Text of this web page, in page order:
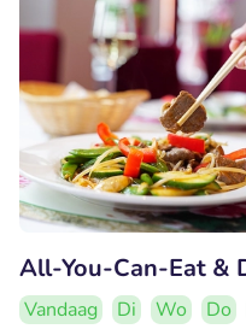
All-You-Can-Eat &
Vandaag Di Wo Do